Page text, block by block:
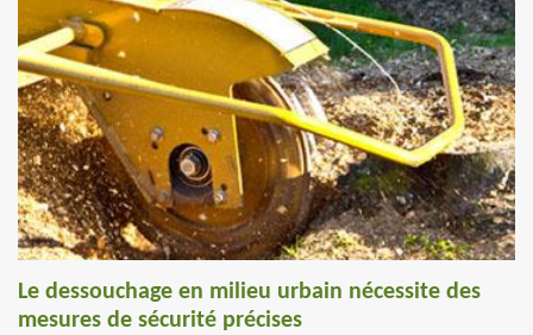
Le dessouchage en milieu urbain nécessite des
mesures de sécurité précises